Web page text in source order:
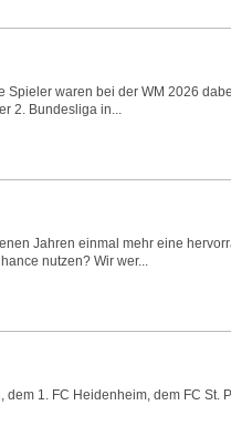
waren bei der WM 2026
2. Bundesliga in...
Jahren einmal mehr eine
nutzen? Wir wer...
1. FC Heidenheim, dem FC